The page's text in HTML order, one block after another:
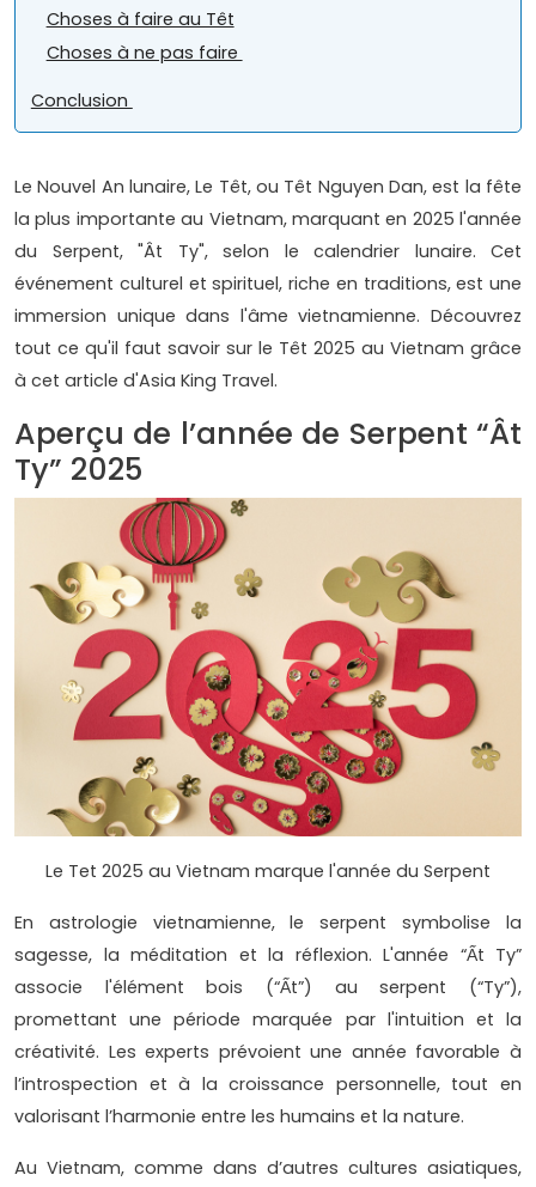
Choses à faire au Têt
Choses à ne pas faire
Conclusion
Le Nouvel An lunaire, Le Têt, ou Têt Nguyen Dan, est la fête
la plus importante au Vietnam, marquant en 2025 l'année
du Serpent, "Ât Ty", selon le calendrier lunaire. Cet
événement culturel et spirituel, riche en traditions, est une
immersion unique dans l'âme vietnamienne. Découvrez
tout ce qu'il faut savoir sur le Têt 2025 au Vietnam grâce
à cet article d'Asia King Travel.
Aperçu de l’année de Serpent “Ât
Ty” 2025
Le Tet 2025 au Vietnam marque l'année du Serpent
En astrologie vietnamienne, le serpent symbolise la
sagesse, la méditation et la réflexion. L'année “Ất Ty”
associe l'élément bois (“Ất”) au serpent (“Ty”),
promettant une période marquée par l'intuition et la
créativité. Les experts prévoient une année favorable à
l’introspection et à la croissance personnelle, tout en
valorisant l’harmonie entre les humains et la nature.
Au Vietnam, comme dans d’autres cultures asiatiques,